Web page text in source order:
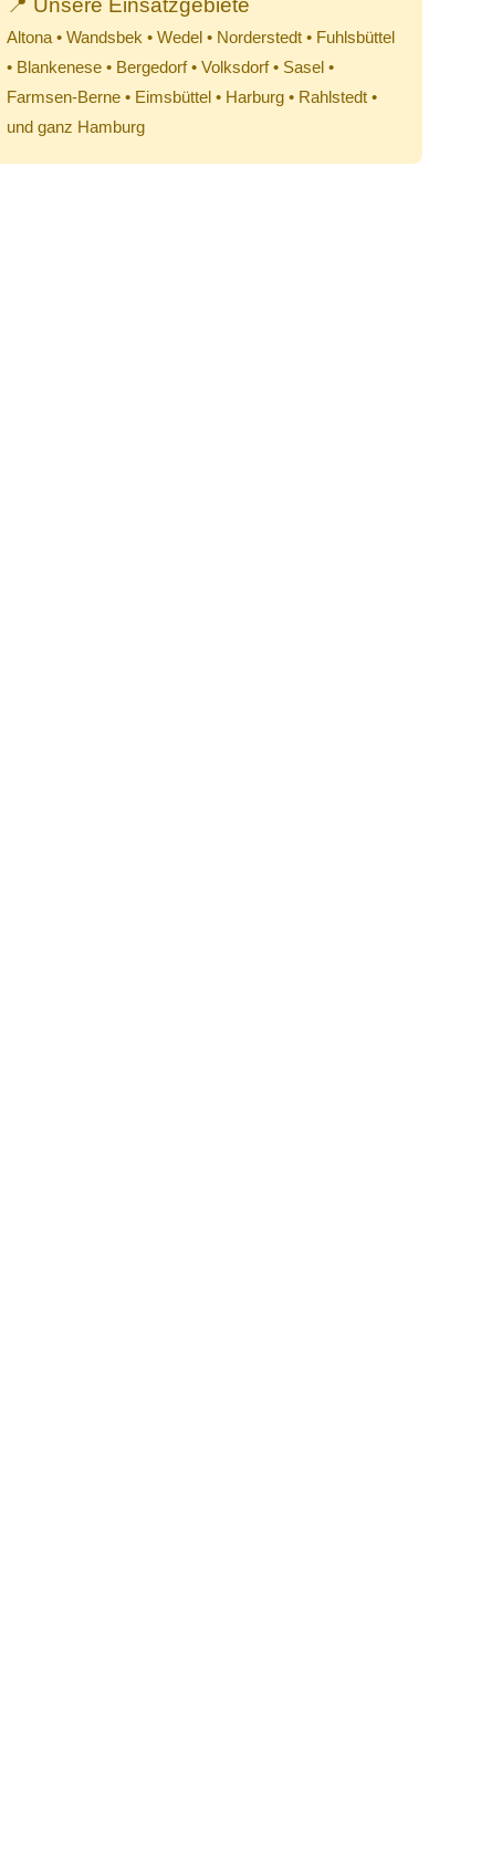
📍 Unsere Einsatzgebiete
Altona • Wandsbek • Wedel • Norderstedt • Fuhlsbüttel
• Blankenese • Bergedorf • Volksdorf • Sasel •
Farmsen-Berne • Eimsbüttel • Harburg • Rahlstedt •
und ganz Hamburg